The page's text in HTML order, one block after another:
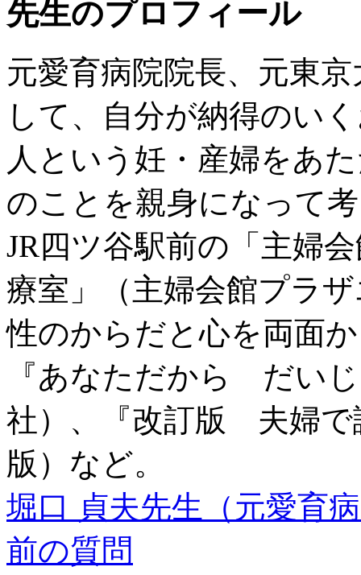
先生のプロフィール
元愛育病院院長、元東
して、自分が納得のい
人という妊・産婦をあ
のことを親身になって
JR四ツ谷駅前の「主婦
療室」（主婦会館プラ
性のからだと心を両面
『あなただから だい
社）、『改訂版 夫婦で
版）など。
堀口 貞夫先生（元愛育
前の質問